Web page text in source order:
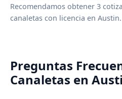
Recomendamos obtener 3
canaletas con licencia en Austin.
Preguntas
Canaletas en